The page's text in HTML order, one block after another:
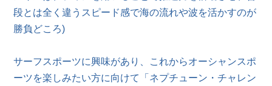
段とは全く違うスピード感で海の流れや波を活かすのが
勝負どころ)
サーフスポーツに興味があり、これからオーシャンスポ
ーツを楽しみたい方に向けて「ネプチューン・チャレン